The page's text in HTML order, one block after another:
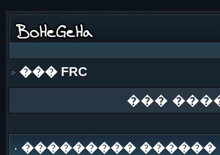
��� FRC
���
��������� ������